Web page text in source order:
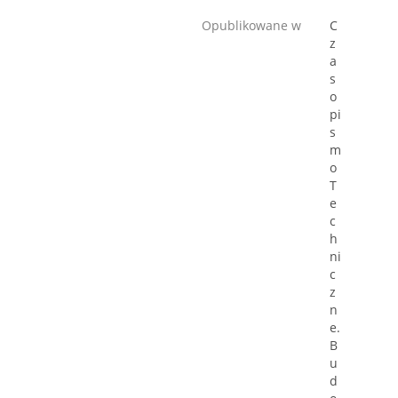
Opublikowane w
C
z
a
s
o
pi
s
m
o
T
e
c
h
ni
c
z
n
e.
B
u
d